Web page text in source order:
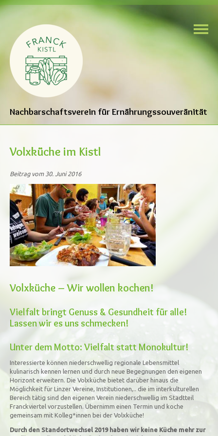
Nachbarschaftsverein für Ernährungssouveränität
Volxküche im Kistl
Beitrag vom 30. Juni 2016
Volxküche – Wir wollen kochen!
Vielfalt bringt Genuss & Gesundheit für alle!
Lassen wir es uns schmecken!
Unter dem Motto: Vielfalt statt Monokultur!
Interessierte können niederschwellig regionale Lebensmittel
kulinarisch kennen lernen und durch neue Begegnungen den eigenen
Horizont erweitern. Die Volxküche bietet darüber hinaus die
Möglichkeit für Linzer Vereine, Institutionen,.. die im interkulturellen
Bereich tätig sind den eigenen Verein niederschwellig im Stadtteil
Franckviertel vorzustellen. Übernimm einen Termin und koche
gemeinsam mit Kolleg*innen bei der Volxküche!
Durch den Standortwechsel 2019 haben wir keine Küche mehr zur